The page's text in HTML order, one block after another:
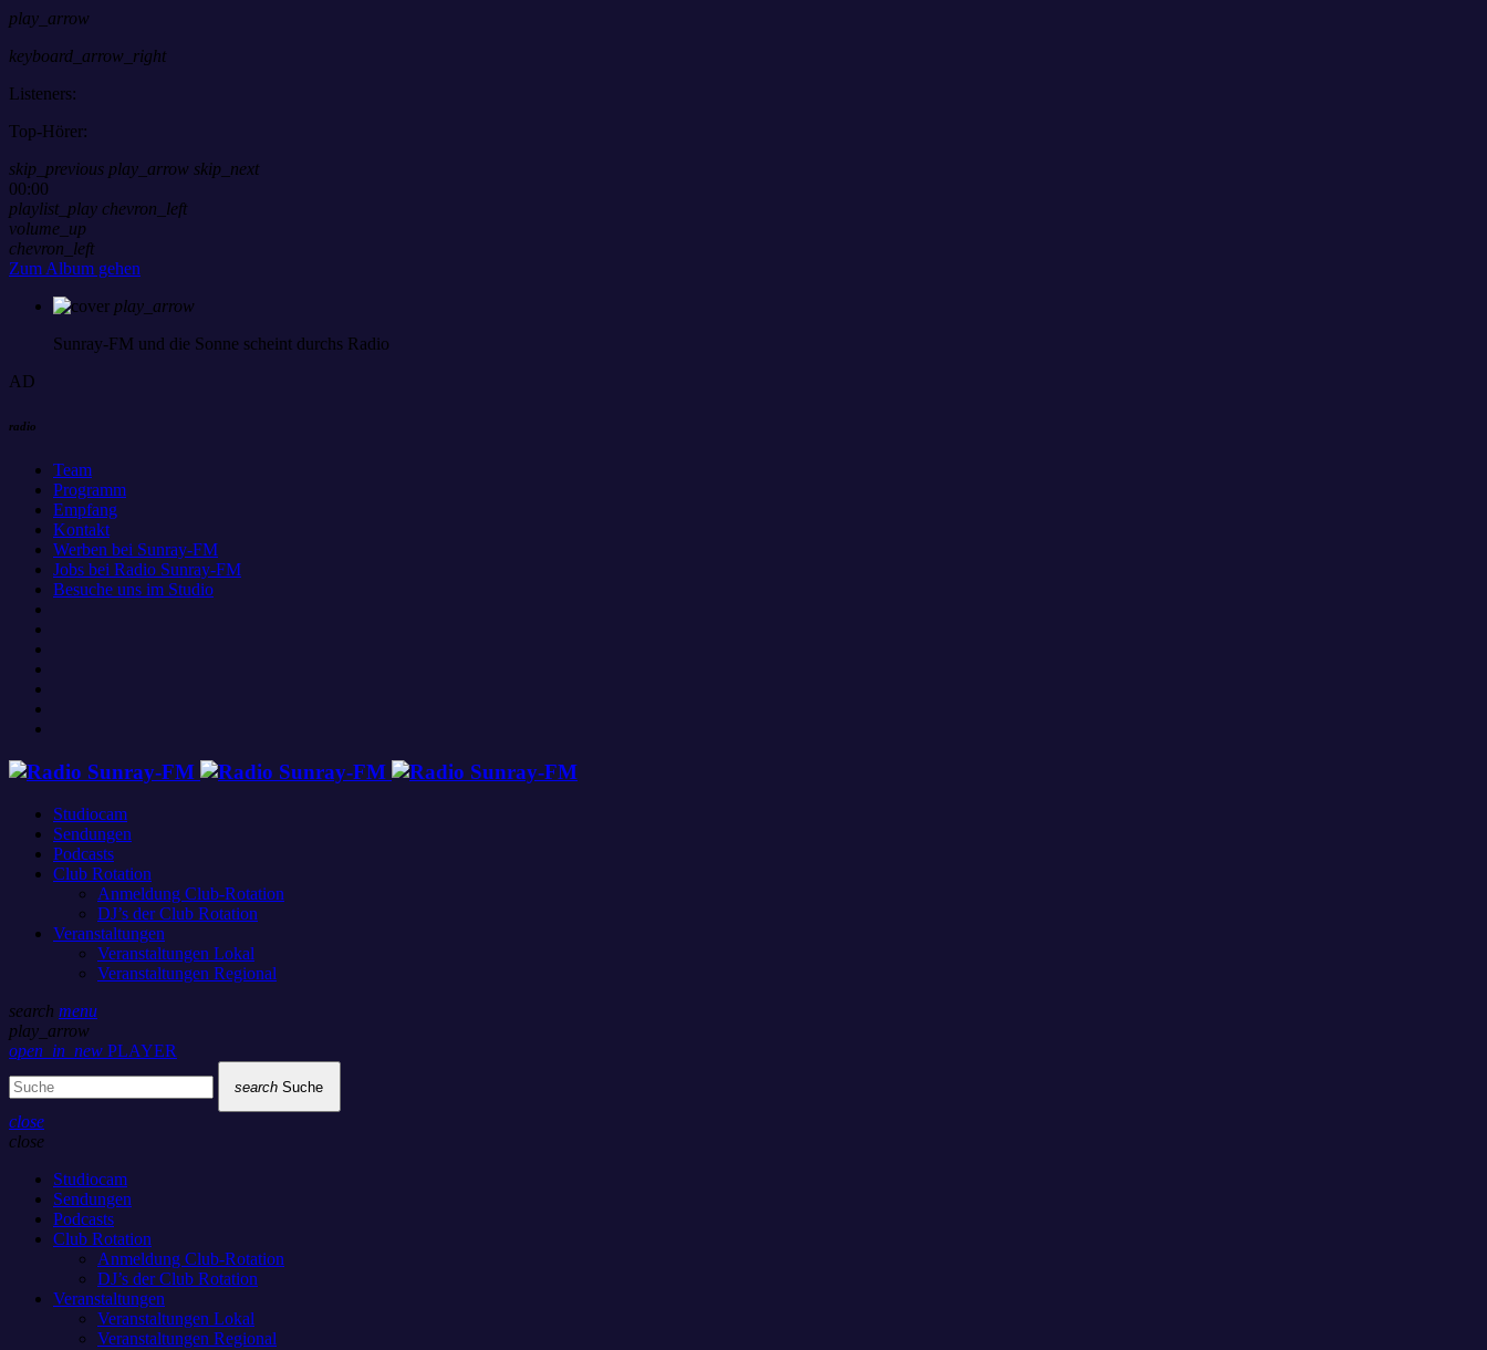
play_arrow
keyboard_arrow_right
Listeners:
Top-Hörer:
skip_previous play_arrow skip_next
00:00
playlist_play chevron_left
volume_up
chevron_left
Zum Album gehen
play_arrow
Sunray-FM und die Sonne scheint durchs Radio
AD
radio
Team
Programm
Empfang
Kontakt
Werben bei Sunray-FM
Jobs bei Radio Sunray-FM
Besuche uns im Studio
Studiocam
Sendungen
Podcasts
Club Rotation
Anmeldung Club-Rotation
DJ’s der Club Rotation
Veranstaltungen
Veranstaltungen Lokal
Veranstaltungen Regional
search menu
play_arrow
open_in_new PLAYER
search Suche
close
close
Studiocam
Sendungen
Podcasts
Club Rotation
Anmeldung Club-Rotation
DJ’s der Club Rotation
Veranstaltungen
Veranstaltungen Lokal
Veranstaltungen Regional